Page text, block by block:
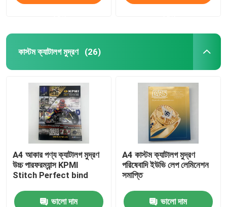
কাস্টম ক্যাটালগ মুদ্রণ (26)
A4 আকার পণ্য ক্যাটালগ মুদ্রণ
উচ্চ পারফরম্যান্স KPMI
Stitch Perfect bind
ভালো দাম
A4 কাস্টম ক্যাটালগ মুদ্রণ
পরিষেবাদি ইউভি লেপ লেমিনেশন
সমাপ্তি
ভালো দাম